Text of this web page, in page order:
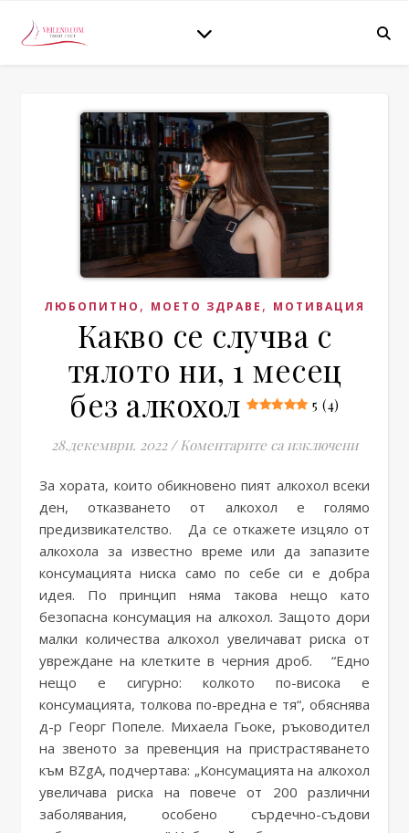
ЛЮБОПИТНО , МОЕТО ЗДРАВЕ , МОТИВАЦИЯ
Какво се случва с
тялото ни, 1 месец
без алкохол
5 (4)
28.декември. 2022 / Коментарите са изключениза
За хората, които обикновено пият алкохол всеки
ден, отказването от алкохол е голямо
предизвикателство. Да се ​​откажете изцяло от
алкохола за известно време или да запазите
консумацията ниска само по себе си е добра
идея. По принцип няма такова нещо като
безопасна консумация на алкохол. Защото дори
малки количества алкохол увеличават риска от
увреждане на клетките в черния дроб. “Едно
нещо е сигурно: колкото по-висока е
консумацията, толкова по-вредна е тя“, обяснява
д-р Георг Попеле. Михаела Гьоке, ръководител
на звеното за превенция на пристрастяването
към BZgA, подчертава: „Консумацията на алкохол
увеличава риска на повече от 200 различни
заболявания, особено сърдечно-съдови